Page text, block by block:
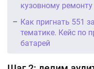
кузовному ремонту
Как пригнать 551
тематике. Кейс по
батарей